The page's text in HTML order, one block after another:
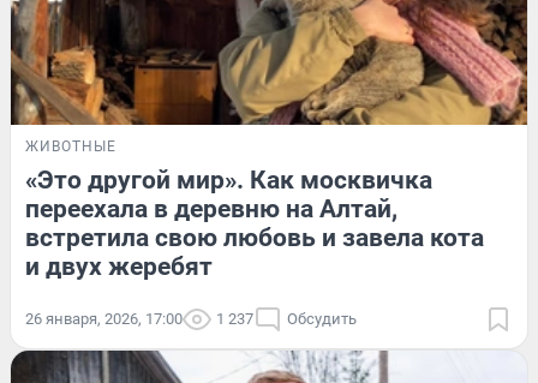
ЖИВОТНЫЕ
«Это другой мир». Как москвичка
переехала в деревню на Алтай,
встретила свою любовь и завела кота
и двух жеребят
26 января, 2026, 17:00 1 237 Обсудить